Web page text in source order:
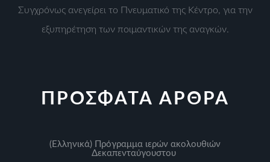
Συγχρόνως ανεγείρει το Πνευματικό της Κέντρο, για την
εξυπηρέτηση των ποιμαντικών της αναγκών.
ΠΡΟΣΦΑΤΑ ΑΡΘΡΑ
(Ελληνικά) Πρόγραμμα ιερών ακολουθιών
Δεκαπενταύγουστου